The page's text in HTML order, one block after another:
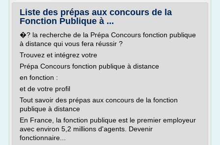
Liste des prépas aux concours de la
Fonction Publique à ...
�? la recherche de la Prépa Concours fonction publique
à distance qui vous fera réussir ?
Trouvez et intégrez votre
Prépa Concours fonction publique à distance
en fonction :
et de votre profil
Tout savoir des prépas aux concours de la fonction
publique à distance
En France, la fonction publique est le premier employeur
avec environ 5,2 millions d'agents. Devenir
fonctionnaire...